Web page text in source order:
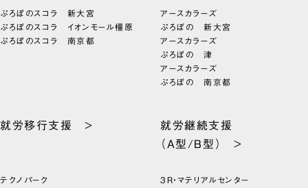
ぷろぼのスコラ 新大宮
ぷろぼのスコラ イオンモール橿原
ぷろぼのスコラ 南京都
アースカラーズ
ぷろぼの 新大宮
アースカラーズ
ぷろぼの 津
アースカラーズ
ぷろぼの 南京都
就労移行支援 >
テクノパーク
就労継続支援
（A型/B型） >
3R・マテリアルセンター